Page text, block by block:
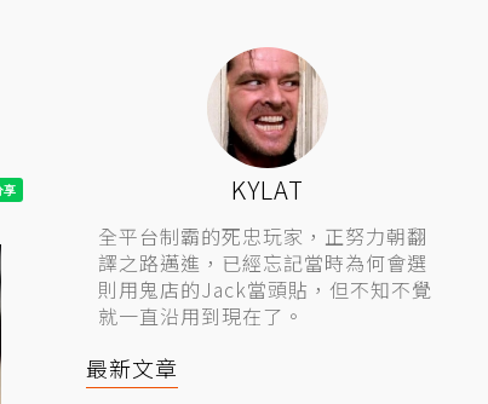
KYLAT
全平台制霸的死忠玩家，正努力朝翻
譯之路邁進，已經忘記當時為何會選
則用鬼店的Jack當頭貼，但不知不覺
就一直沿用到現在了。
最新文章